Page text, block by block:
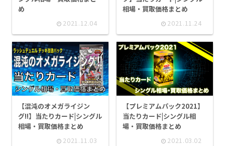
め
2021.12.04
相場・買取価格まとめ
2021.11.24
【混沌のオメガライジン
グ!!】当たりカード|シングル
相場・買取価格まとめ
2021.11.03
【プレミアムパック2021】
当たりカード|シングル相
場・買取価格まとめ
2021.03.02